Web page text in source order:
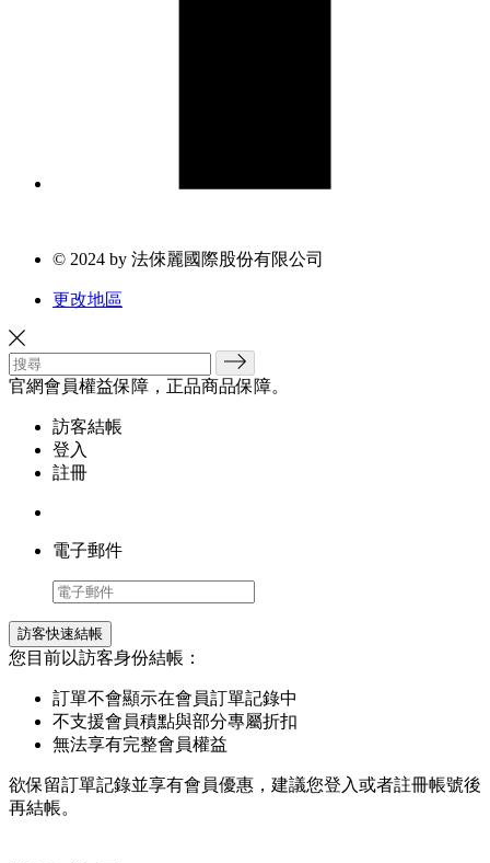
© 2024 by 法倈麗國際股份有限公司
更改地區
官網會員權益保障，正品商品保障。
訪客結帳
登入
註冊
電子郵件
訪客快速結帳
您目前以訪客身份結帳：
訂單不會顯示在會員訂單記錄中
不支援會員積點與部分專屬折扣
無法享有完整會員權益
欲保留訂單記錄並享有會員優惠，建議您登入或者註冊帳號後
再結帳。